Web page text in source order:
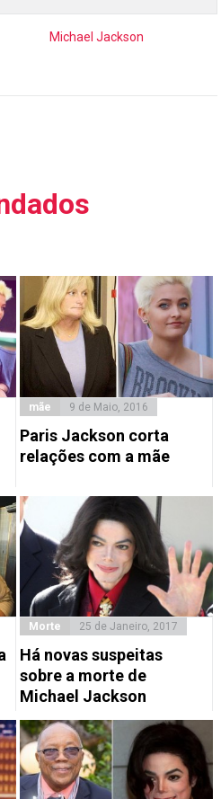
Michael Jackson
mãe 9 de Maio, 2016
Paris Jackson corta
relações com a mãe
Morte 25 de Janeiro, 2017
Há novas suspeitas
sobre a morte de
Michael Jackson